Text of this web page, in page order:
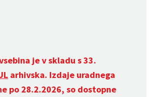
je v skladu s 33.
arhivska. Izdaje uradnega
po 28.2.2026, so dostopne